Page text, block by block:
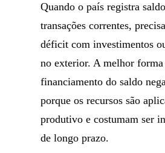
Quando o país registra
transações correntes,
déficit com investimentos
no exterior. A melhor forma
financiamento do saldo
porque os recursos são
produtivo e costumam ser
de longo prazo.